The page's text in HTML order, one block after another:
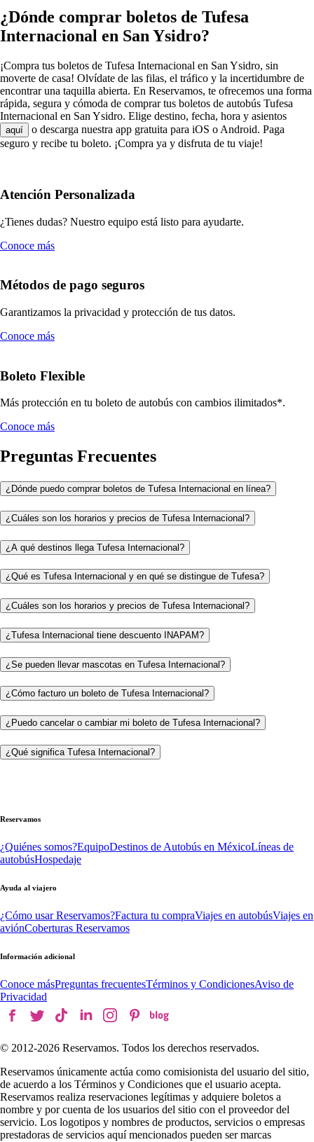
¿Dónde comprar boletos de Tufesa
Internacional en San Ysidro?
¡Compra tus boletos de Tufesa Internacional en San Ysidro, sin
moverte de casa! Olvídate de las filas, el tráfico y la incertidumbre de
encontrar una taquilla abierta. En Reservamos, te ofrecemos una forma
rápida, segura y cómoda de comprar tus boletos de autobús Tufesa
Internacional en San Ysidro. Elige destino, fecha, hora y asientos
aquí
o descarga nuestra app gratuita para iOS o Android. Paga
seguro y recibe tu boleto. ¡Compra ya y disfruta de tu viaje!
Atención Personalizada
¿Tienes dudas? Nuestro equipo está listo para ayudarte.
Conoce más
Métodos de pago seguros
Garantizamos la privacidad y protección de tus datos.
Conoce más
Boleto Flexible
Más protección en tu boleto de autobús con cambios ilimitados*.
Conoce más
Preguntas Frecuentes
¿Dónde puedo comprar boletos de Tufesa Internacional en línea?
¿Cuáles son los horarios y precios de Tufesa Internacional?
¿A qué destinos llega Tufesa Internacional?
¿Qué es Tufesa Internacional y en qué se distingue de Tufesa?
¿Cuáles son los horarios y precios de Tufesa Internacional?
¿Tufesa Internacional tiene descuento INAPAM?
¿Se pueden llevar mascotas en Tufesa Internacional?
¿Cómo facturo un boleto de Tufesa Internacional?
¿Puedo cancelar o cambiar mi boleto de Tufesa Internacional?
¿Qué significa Tufesa Internacional?
Reservamos
¿Quiénes somos?EquipoDestinos de Autobús en MéxicoLíneas de
autobúsHospedaje
Ayuda al viajero
¿Cómo usar Reservamos?Factura tu compraViajes en autobúsViajes en
aviónCoberturas Reservamos
Información adicional
Conoce másPreguntas frecuentesTérminos y CondicionesAviso de
Privacidad
© 2012-2026 Reservamos. Todos los derechos reservados.
Reservamos únicamente actúa como comisionista del usuario del sitio,
de acuerdo a los Términos y Condiciones que el usuario acepta.
Reservamos realiza reservaciones legítimas y adquiere boletos a
nombre y por cuenta de los usuarios del sitio con el proveedor del
servicio. Los logotipos y nombres de productos, servicios o empresas
prestadoras de servicios aquí mencionados pueden ser marcas